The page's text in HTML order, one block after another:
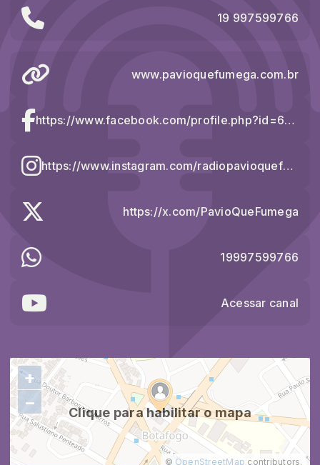
19 997599766
www.pavioquefumega.com.br
https://www.facebook.com/profile.php?id=61584619607664
https://www.instagram.com/radiopavioquefumega/
https://x.com/PavioQueFumega
19997599766
Acessar canal
Clique para habilitar o mapa
+
−
© OpenStreetMap contributors.